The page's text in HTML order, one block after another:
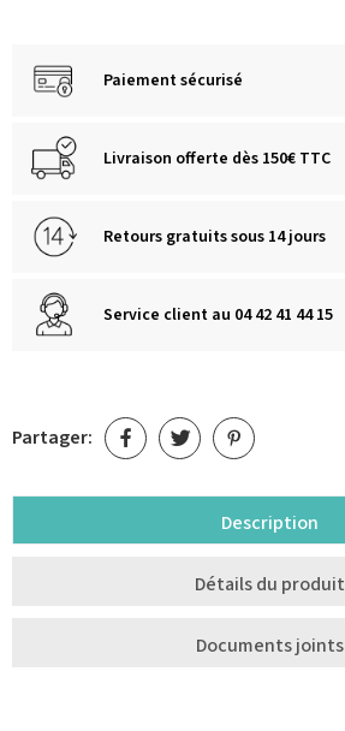
Paiement sécurisé
Livraison offerte dès 150€ TTC
Retours gratuits sous 14 jours
Service client au 04 42 41 44 15
Partager:
Description
Détails du produit
Documents joints